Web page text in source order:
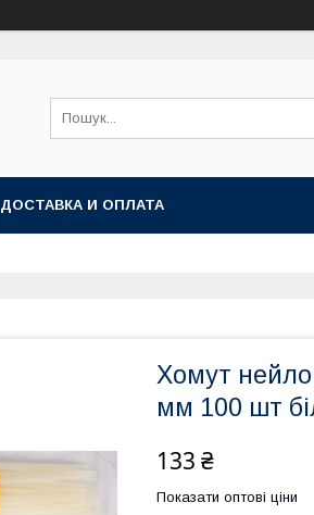
ДОСТАВКА И ОПЛАТА
Хомут
мм 100 шт
133 ₴
Показати оптові ціни